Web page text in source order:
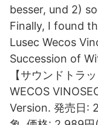
besser, und 2)
Finally, I found
Lusec Wecos
Succession of
【サウンドトラ
WECOS
Version. 発売日: